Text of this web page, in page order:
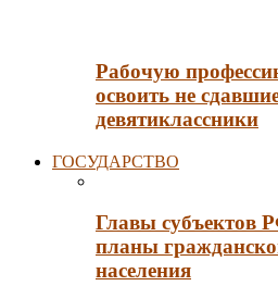
Рабочую
освоить не
девятиклассники
ГОСУДАРСТВО
Главы субъектов
планы
населения